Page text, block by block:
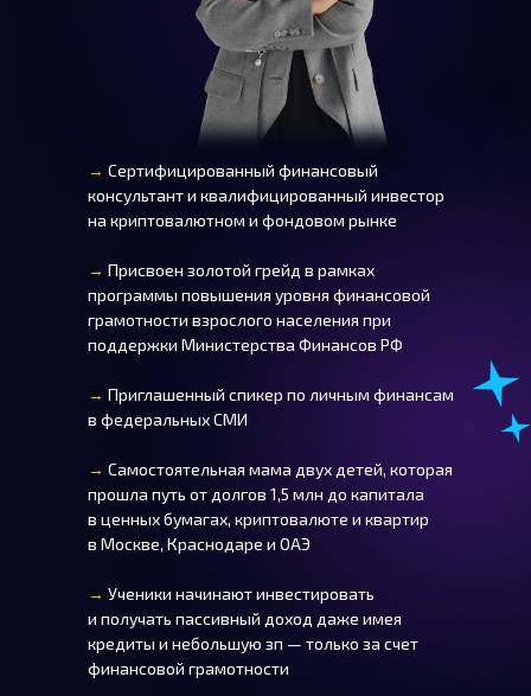
→ Сертифицированный финансовый
консультант и квалифицированный инвестор
на криптовалютном и фондовом рынке
→ Присвоен золотой грейд в рамках
программы повышения уровня финансовой
грамотности взрослого населения при
поддержки Министерства Финансов РФ
→ Приглашенный спикер по личным финансам
в федеральных СМИ
→ Самостоятельная мама двух детей, которая
прошла путь от долгов 1,5 млн до капитала
в ценных бумагах, криптовалюте и квартир
в Москве, Краснодаре и ОАЭ
→ Ученики начинают инвестировать
и получать пассивный доход даже имея
кредиты и небольшую зп — только за счет
финансовой грамотности